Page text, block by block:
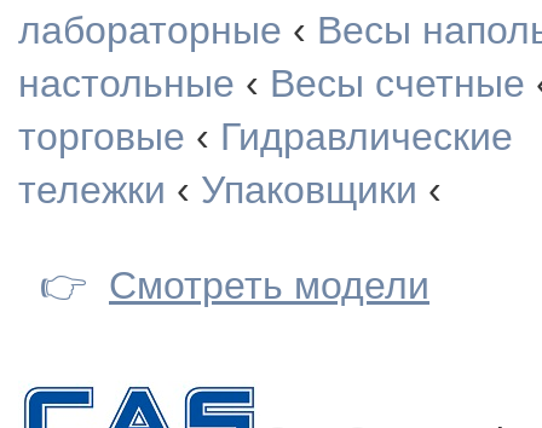
лабораторные ‹ Весы
настольные ‹ Весы счетные
торговые ‹ Гидравлические
тележки ‹ Упаковщики ‹
👉 Смотреть модели